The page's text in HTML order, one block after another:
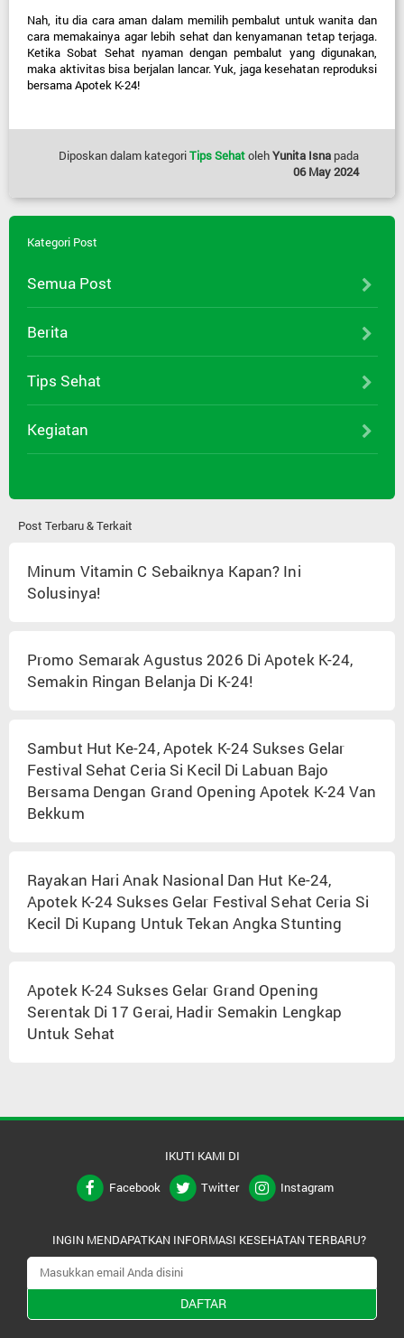
Nah, itu dia cara aman dalam memilih pembalut untuk wanita dan
cara memakainya agar lebih sehat dan kenyamanan tetap terjaga.
Ketika Sobat Sehat nyaman dengan pembalut yang digunakan,
maka aktivitas bisa berjalan lancar. Yuk, jaga kesehatan reproduksi
bersama Apotek K-24!
Diposkan dalam kategoriTips SehatolehYunita Isna pada
06 May 2024
Kategori Post
Semua Post
Berita
Tips Sehat
Kegiatan
Post Terbaru & Terkait
Minum Vitamin C Sebaiknya Kapan? Ini
Solusinya!
Promo Semarak Agustus 2026 Di Apotek K-24,
Semakin Ringan Belanja Di K-24!
Sambut Hut Ke-24, Apotek K-24 Sukses Gelar
Festival Sehat Ceria Si Kecil Di Labuan Bajo
Bersama Dengan Grand Opening Apotek K-24 Van
Bekkum
Rayakan Hari Anak Nasional Dan Hut Ke-24,
Apotek K-24 Sukses Gelar Festival Sehat Ceria Si
Kecil Di Kupang Untuk Tekan Angka Stunting
Apotek K-24 Sukses Gelar Grand Opening
Serentak Di 17 Gerai, Hadir Semakin Lengkap
Untuk Sehat
IKUTI KAMI DI
Facebook
Twitter Instagram
INGIN MENDAPATKAN INFORMASI KESEHATAN TERBARU?
DAFTAR